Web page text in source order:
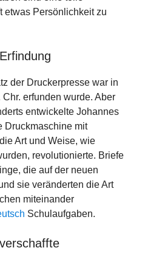
etwas Persönlichkeit zu
der Druckerpresse war in
erfunden wurde. Aber
entwickelte Johannes
Druckmaschine mit
Art und Weise, wie
revolutionierte. Briefe
die auf der neuen
sie veränderten die Art
miteinander
Schulaufgaben.